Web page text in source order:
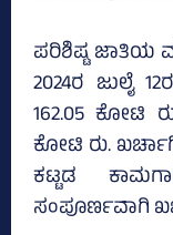
ಪರಿಶಿಷ್ಟ ಜಾತಿಯ
2024ರ ಜುಲೈ
162.05 ಕೋಟಿ
ಕೋಟಿ ರು.
ಕಟ್ಟಡ
ಸಂಪೂರ್ಣವಾಗಿ